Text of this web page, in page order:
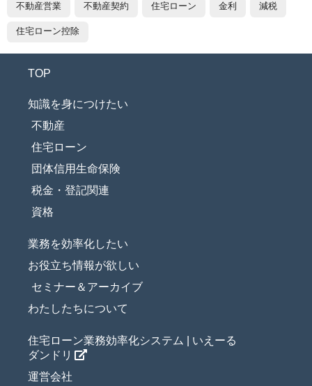
不動産営業 不動産契約 住宅ローン 金利 減税
住宅ローン控除
TOP
知識を身につけたい
不動産
住宅ローン
団体信用生命保険
税金・登記関連
資格
業務を効率化したい
お役立ち情報が欲しい
セミナー＆アーカイブ
わたしたちについて
住宅ローン業務効率化システム | いえーる
ダンドリ
運営会社